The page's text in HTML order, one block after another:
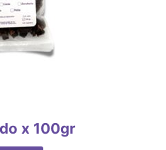
x 100gr